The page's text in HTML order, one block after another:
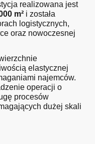
realizowana jest
m² i została
logistycznych,
oraz nowoczesnej
elastycznej
najemców.
operacji o
procesów
dużej skali